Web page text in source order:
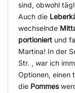
sind, obwohl
Auch die
wechselnde
portioniert und
Martina! In der
Str. , war ich
Optionen, einen
die Pommes